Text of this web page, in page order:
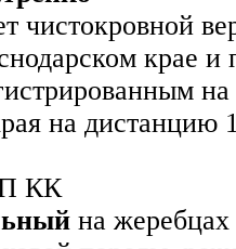
чистокровной
крае
на дистанцию
КК
на жеребцах